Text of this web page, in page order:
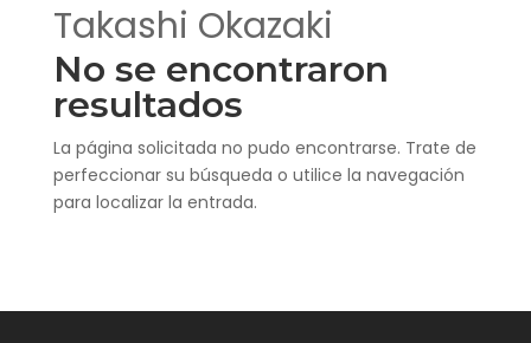
Takashi Okazaki
No se encontraron
resultados
La página solicitada no pudo encontrarse. Trate de
perfeccionar su búsqueda o utilice la navegación
para localizar la entrada.